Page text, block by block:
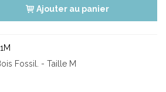
Ajouter au panier
Fossil. - Taille M